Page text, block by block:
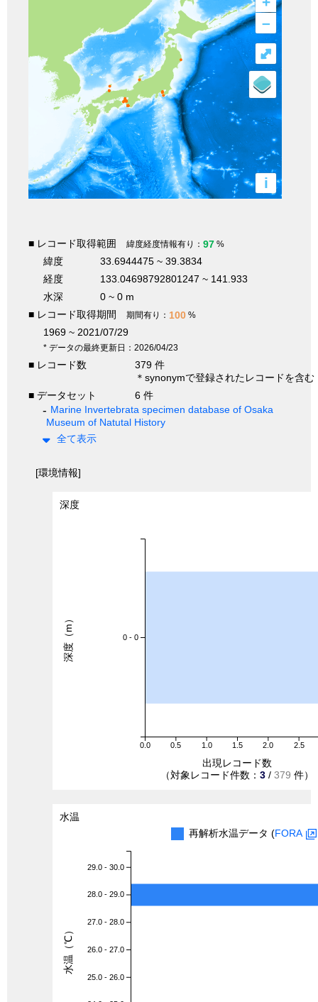
–
i
⤢
■ レコード取得範囲 緯度経度情報有り： 97 %
緯度
33.6944475 ~ 39.3834
経度
133.04698792801247 ~ 141.933
水深
0 ~ 0 m
■ レコード取得期間
期間有り： 100 %
1969 ~ 2021/07/29
* データの最終更新日：2026/04/23
■ レコード数
379 件
＊synonymで登録されたレコードを含む
■ データセット
6 件
Marine Invertebrata specimen database of Osaka
Museum of Natutal History
全て表示
[環境情報]
深度
0.0 0.5 1.0 1.5 2.0 2.5
0 - 0
出現レコード数
（対象レコード件数： 3 / 379 件）
深度（m）
水温
再解析水温データ (FORA
29.0 - 30.0
28.0 - 29.0
27.0 - 28.0
26.0 - 27.0
25.0 - 26.0
水温（℃）